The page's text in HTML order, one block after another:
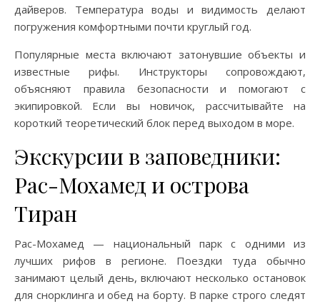
дайверов. Температура воды и видимость делают
погружения комфортными почти круглый год.
Популярные места включают затонувшие объекты и
известные рифы. Инструкторы сопровождают,
объясняют правила безопасности и помогают с
экипировкой. Если вы новичок, рассчитывайте на
короткий теоретический блок перед выходом в море.
Экскурсии в заповедники:
Рас-Мохамед и острова
Тиран
Рас-Мохамед — национальный парк с одними из
лучших рифов в регионе. Поездки туда обычно
занимают целый день, включают несколько остановок
для снорклинга и обед на борту. В парке строго следят